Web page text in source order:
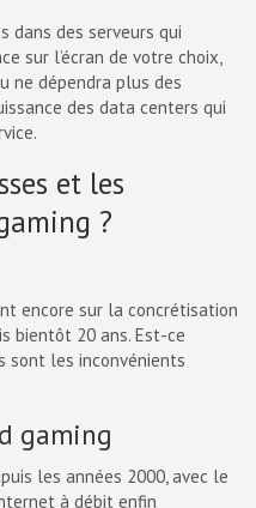
dans des serveurs qui
sur l’écran de votre choix,
ne dépendra plus des
des data centers qui
et les
?
encore sur la concrétisation
bientôt 20 ans. Est-ce
sont les inconvénients
gaming
les années 2000, avec le
à débit enfin